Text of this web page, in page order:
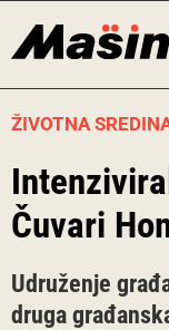
ŽIVOTNA
Čuvari
Udruženje
druga